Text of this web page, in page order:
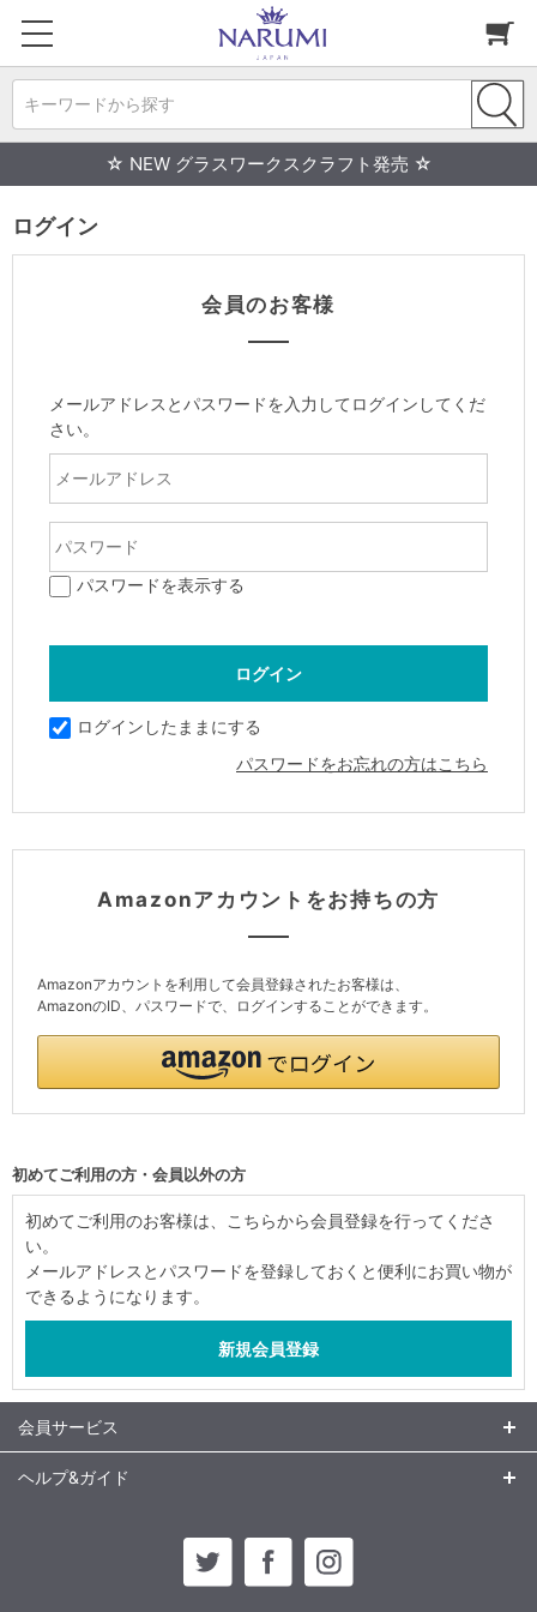
キーワードから探す
☆ NEW グラスワークスクラフト発売 ☆
ログイン
会員のお客様
メールアドレスとパスワードを入力してログインしてくだ
さい。
パスワードを表示する
ログインしたままにする
パスワードをお忘れの方はこちら
Amazonアカウントをお持ちの方
Amazonアカウントを利用して会員登録されたお客様は、
AmazonのID、パスワードで、ログインすることができます。
初めてご利用の方・会員以外の方
初めてご利用のお客様は、こちらから会員登録を行ってくださ
い。
メールアドレスとパスワードを登録しておくと便利にお買い物が
できるようになります。
会員サービス
ヘルプ&ガイド